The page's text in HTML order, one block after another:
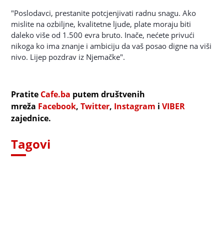
"Poslodavci, prestanite potcjenjivati radnu snagu. Ako
mislite na ozbiljne, kvalitetne ljude, plate moraju biti
daleko više od 1.500 evra bruto. Inače, nećete privući
nikoga ko ima znanje i ambiciju da vaš posao digne na viši
nivo. Lijep pozdrav iz Njemačke".
Pratite Cafe.ba putem društvenih
mreža Facebook,Twitter, Instagram iVIBER
zajednice.
Tagovi